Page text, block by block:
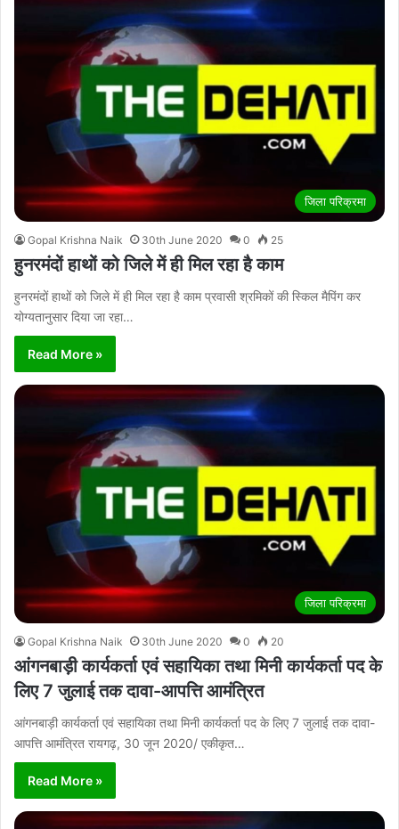
जिला परिक्रमा
Gopal Krishna Naik 30th June 2020 0 25
हुनरमंदों हाथों को जिले में ही मिल रहा है काम
हुनरमंदों हाथों को जिले में ही मिल रहा है काम प्रवासी श्रमिकों की स्किल मैपिंग कर
योग्यतानुसार दिया जा रहा…
Read More »
जिला परिक्रमा
Gopal Krishna Naik 30th June 2020 0 20
आंगनबाड़ी कार्यकर्ता एवं सहायिका तथा मिनी कार्यकर्ता पद के
लिए 7 जुलाई तक दावा-आपत्ति आमंत्रित
आंगनबाड़ी कार्यकर्ता एवं सहायिका तथा मिनी कार्यकर्ता पद के लिए 7 जुलाई तक दावा-
आपत्ति आमंत्रित रायगढ़, 30 जून 2020/ एकीकृत…
Read More »